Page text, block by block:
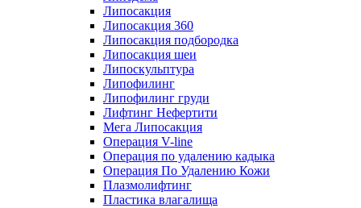
Липосакция
Липосакция 360
Липосакция подбородка
Липосакция шеи
Липоскульптура
Липофилинг
Липофилинг груди
Лифтинг Нефертити
Мега Липосакция
Операция V-line
Операция по удалению кадыка
Операция По Удалению Кожи
Плазмолифтинг
Пластика влагалища